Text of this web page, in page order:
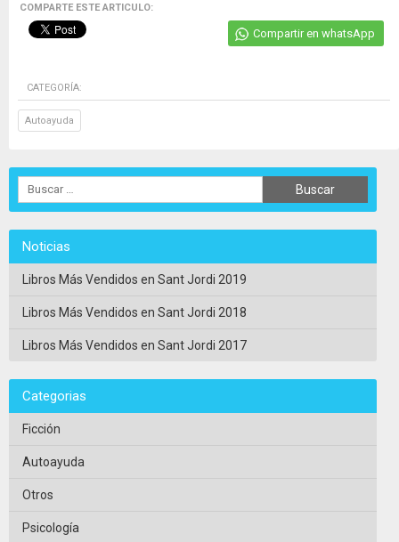
COMPARTE ESTE ARTICULO:
Compartir en whatsApp
CATEGORÍA:
Autoayuda
Noticias
Libros Más Vendidos en Sant Jordi 2019
Libros Más Vendidos en Sant Jordi 2018
Libros Más Vendidos en Sant Jordi 2017
Categorias
Ficción
Autoayuda
Otros
Psicología